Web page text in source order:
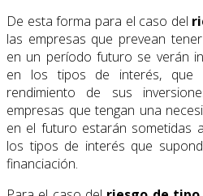
De esta forma para el caso del
las empresas que prevean
en un período futuro se verán
en los tipos de interés, que
rendimiento de sus
empresas que tengan una
en el futuro estarán sometidas
los tipos de interés que
financiación.